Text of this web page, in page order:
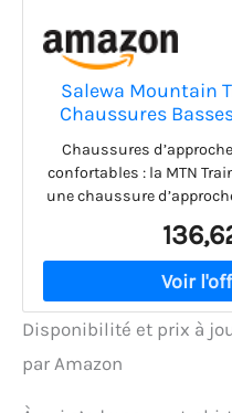
Salewa Mountain
Chaussures
Homme,
Chaussures
confortables : la MTN
une chaussure
technique, aux
trekking. Semelle
Evo : les bottes de
dotées de la semelle
MTN Trainer Evo qui
sur les terrains difficiles.
Disponibilité et prix à
par Amazon